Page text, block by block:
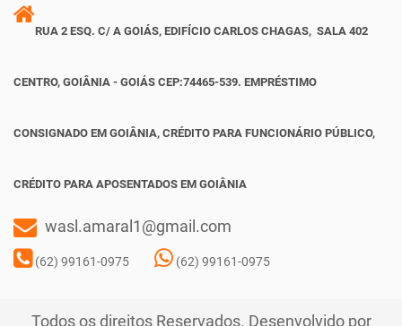
RUA 2 ESQ. C/ A GOIÁS, EDIFÍCIO CARLOS CHAGAS, SALA 402
CENTRO, GOIÂNIA - GOIÁS CEP:74465-539. EMPRÉSTIMO
CONSIGNADO EM GOIÂNIA, CRÉDITO PARA FUNCIONÁRIO PÚBLICO,
CRÉDITO PARA APOSENTADOS EM GOIÂNIA
wasl.amaral1@gmail.com
(62) 99161-0975 (62) 99161-0975
Todos os direitos Reservados. Desenvolvido por